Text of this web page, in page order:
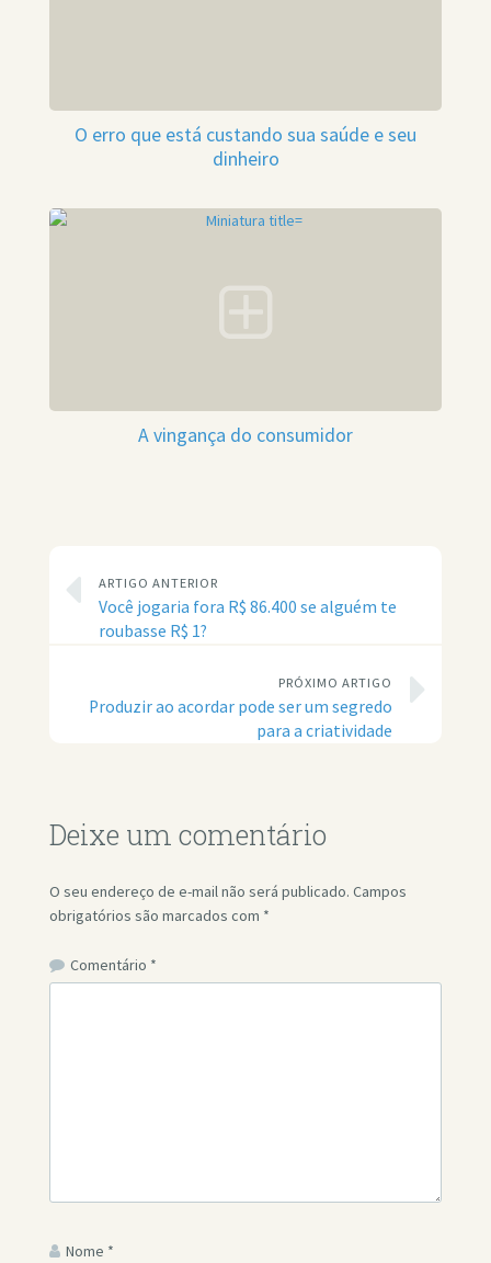
O erro que está custando sua saúde e seu
dinheiro
A vingança do consumidor
ARTIGO ANTERIOR
Você jogaria fora R$ 86.400 se alguém te
roubasse R$ 1?
PRÓXIMO ARTIGO
Produzir ao acordar pode ser um segredo
para a criatividade
Deixe um comentário
O seu endereço de e-mail não será publicado. Campos
obrigatórios são marcados com *
Comentário *
Nome *